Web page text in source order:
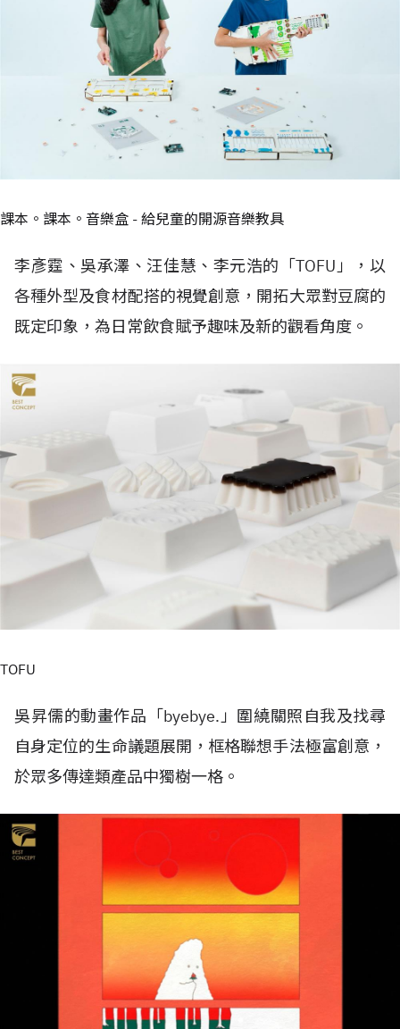
課本。課本。音樂盒 - 給兒童的開源音樂教具
李彥霆、吳承澤、汪佳慧、李元浩的「TOFU」，以
各種外型及食材配搭的視覺創意，開拓大眾對豆腐的
既定印象，為日常飲食賦予趣味及新的觀看角度。
TOFU
吳昇儒的動畫作品「byebye.」圍繞關照自我及找尋
自身定位的生命議題展開，框格聯想手法極富創意，
於眾多傳達類產品中獨樹一格。